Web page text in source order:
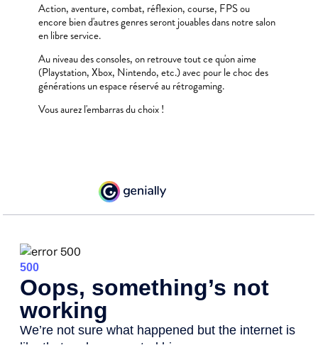
Action, aventure, combat, réflexion, course, FPS ou
encore bien d'autres genres seront jouables dans notre salon
en libre service.
Au niveau des consoles, on retrouve tout ce qu'on aime
(Playstation, Xbox, Nintendo, etc.) avec pour le choc des
générations un espace réservé au rétrogaming.
Vous aurez l'embarras du choix !